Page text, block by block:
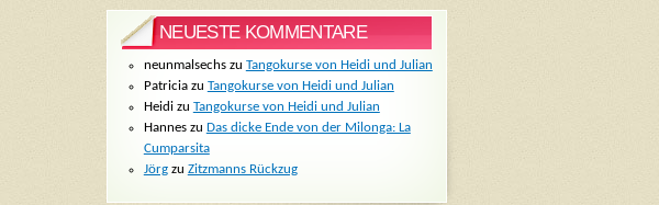
NEUESTE KOMMENTARE
neunmalsechszu Tangokurse von Heidi und Julian
Patriciazu Tangokurse von Heidi und Julian
Heidizu Tangokurse von Heidi und Julian
Hanneszu Das dicke Ende von der Milonga: La
Cumparsita
Jörgzu Zitzmanns Rückzug